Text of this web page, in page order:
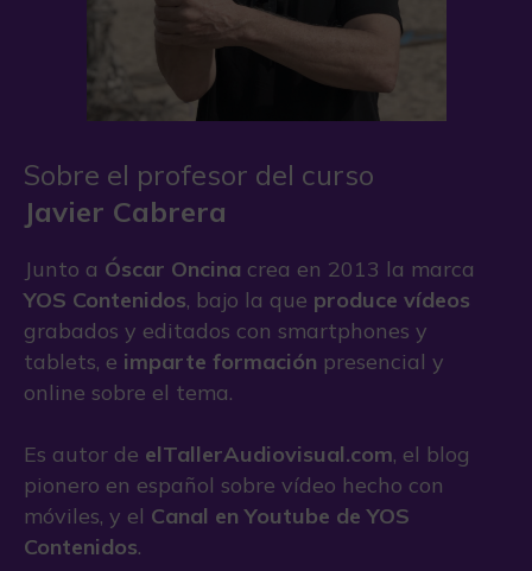
Sobre el profesor del curso
Javier Cabrera
Junto a Óscar Oncina crea en 2013 la marca
YOS Contenidos, bajo la que produce vídeos
grabados y editados con smartphones y
tablets, e imparte formación presencial y
online sobre el tema.
Es autor de elTallerAudiovisual.com, el blog
pionero en español sobre vídeo hecho con
móviles, y el Canal en Youtube de YOS
Contenidos.